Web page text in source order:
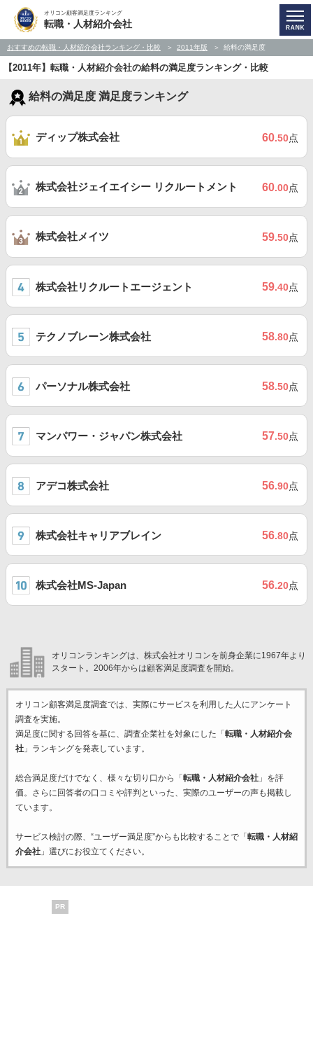
オリコン顧客満足度ランキング
転職・人材紹介会社
おすすめの転職・人材紹介会社ランキング・比較 2011年版 給料の満足度
【2011年】転職・人材紹介会社の給料の満足度ランキング・比較
給料の満足度 満足度ランキング
ディップ株式会社 60.50点
株式会社ジェイエイシー リクルートメント 60.00点
株式会社メイツ 59.50点
株式会社リクルートエージェント 59.40点
テクノブレーン株式会社 58.80点
パーソナル株式会社 58.50点
マンパワー・ジャパン株式会社 57.50点
アデコ株式会社 56.90点
株式会社キャリアブレイン 56.80点
株式会社MS-Japan 56.20点
オリコンランキングは、株式会社オリコンを前身企業に1967年より
スタート。2006年からは顧客満足度調査を開始。
オリコン顧客満足度調査では、実際にサービスを利用した 人にアンケート
調査を実施。
満足度に関する回答を基に、調査企業社を対象にした「 転職・人材紹介会
社」ランキングを発表しています。
総合満足度だけでなく、様々な切り口から「 転職・人材紹介会社」を評
価。さらに回答者の口コミや評判といった、実際のユーザーの声も掲載し
ています。
サービス検討の際、“ユーザー満足度”からも比較することで「 転職・人材紹
介会社」選びにお役立てください。
PR